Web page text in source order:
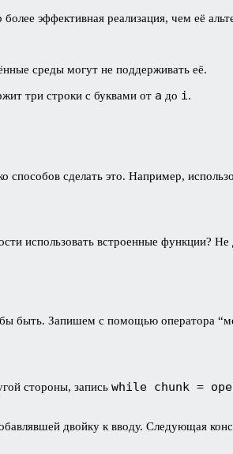
эффективная реализация, чем её
среды могут не поддерживать её.
три строки с буквами от a до i.
сделать это. Например,
использовать встроенные функции?
бы быть. Запишем с помощью оператора
стороны, запись while chunk =
двойку к вводу. Следующая